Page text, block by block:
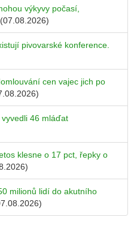
výkyvy počasí,
(07.08.2026)
pivovarské konference.
cen vajec jich po
46 mláďat
klesne o 17 pct, řepky o
milionů lidí do akutního